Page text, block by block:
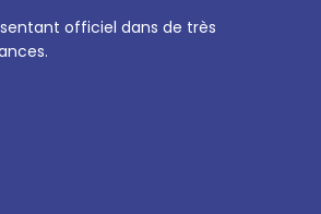
officiel dans de très